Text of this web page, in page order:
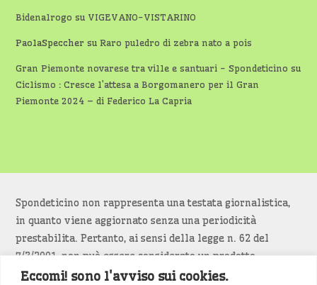
Eccomi! sono l'avviso sui cookies.
Bidenalrogo su VIGEVANO-VISTARINO
PaolaSpeccher suRaro puledro di zebra nato a pois
Gran Piemonte novarese tra ville e santuari - Spondeticino su
Ciclismo : Cresce l’attesa a Borgomanero per il Gran
Piemonte 2024 – di Federico La Capria
Spondeticino non rappresenta una testata giornalistica,
in quanto viene aggiornato senza una periodicità
prestabilita. Pertanto, ai sensi della legge n. 62 del
7/3/2001, non può essere considerato un prodotto
editoriale.